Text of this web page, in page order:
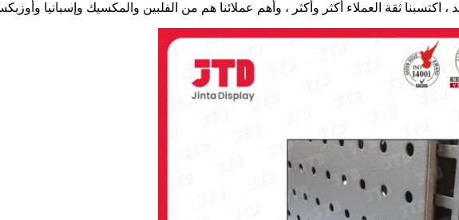
ثقة العملاء أكثر وأكثر ، وأهم عملائنا هم من الفلبين والمكسيك وإسبانيا